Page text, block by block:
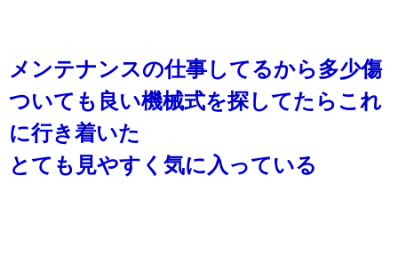
メンテナンスの仕事してるから多少傷
ついても良い機械式を探してたらこれ
に行き着いた
とても見やすく気に入っている